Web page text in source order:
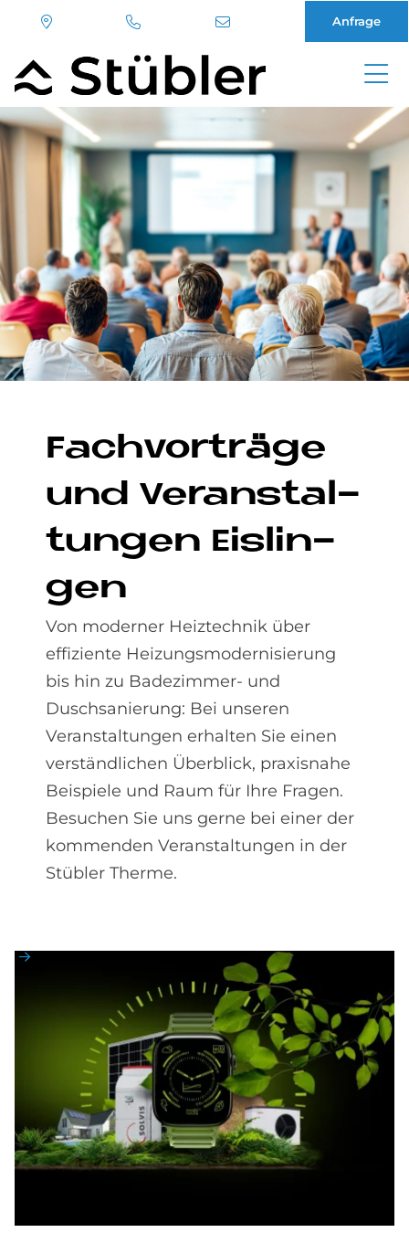
Direkt
zum
Inhalt
Anfrage
Fach­vor­trä­ge
und Ver­an­stal­
tun­gen Eis­lin­
gen
Von moderner Heiztechnik über
effiziente Heizungsmodernisierung
bis hin zu Badezimmer- und
Duschsanierung: Bei unseren
Veranstaltungen erhalten Sie einen
verständlichen Überblick, praxisnahe
Beispiele und Raum für Ihre Fragen.
Besuchen Sie uns gerne bei einer der
kommenden Veranstaltungen in der
Stübler Therme.